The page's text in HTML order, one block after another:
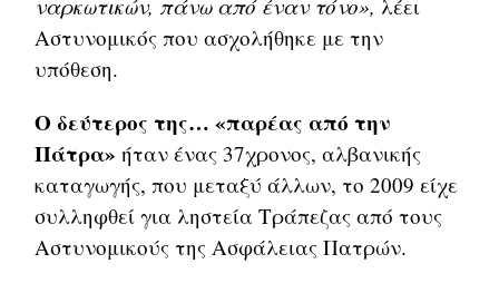
ναρκωτικών, πάνω από έναν τόνο», λέει
Αστυνομικός που ασχολήθηκε με την
υπόθεση.
Ο δεύτερος της… «παρέας από την
Πάτρα» ήταν ένας 37χρονος, αλβανικής
καταγωγής, που μεταξύ άλλων, το 2009 είχε
συλληφθεί για ληστεία Τράπεζας από τους
Αστυνομικούς της Ασφάλειας Πατρών.